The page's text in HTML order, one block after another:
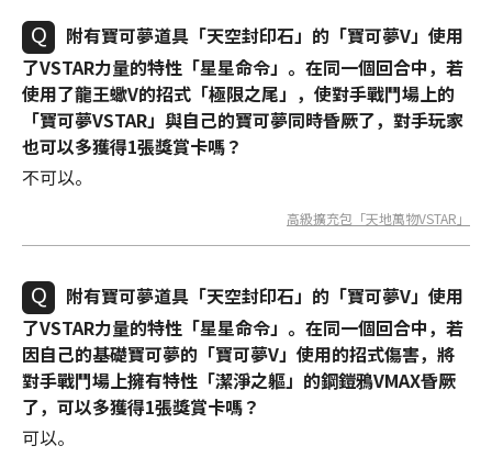
附有寶可夢道具「天空封印石」的「寶可夢V」使用
了VSTAR力量的特性「星星命令」。在同一個回合中，若
使用了龍王蠍V的招式「極限之尾」，使對手戰鬥場上的
「寶可夢VSTAR」與自己的寶可夢同時昏厥了，對手玩家
也可以多獲得1張獎賞卡嗎？
不可以。
高級擴充包「天地萬物VSTAR」
附有寶可夢道具「天空封印石」的「寶可夢V」使用
了VSTAR力量的特性「星星命令」。在同一個回合中，若
因自己的基礎寶可夢的「寶可夢V」使用的招式傷害，將
對手戰鬥場上擁有特性「潔淨之軀」的鋼鎧鴉VMAX昏厥
了，可以多獲得1張獎賞卡嗎？
可以。